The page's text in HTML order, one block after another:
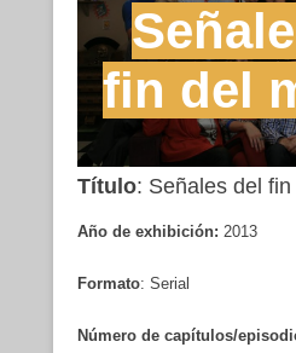
fin del
Título: Señales del
Año de exhibición: 2013
Formato: Serial
Número de capítulos/